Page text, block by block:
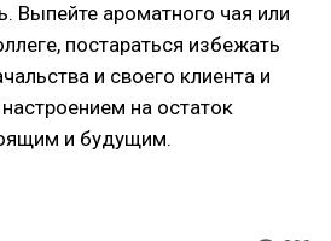
Выпейте ароматного чая или
постараться избежать
и своего клиента и
на остаток
и будущим.